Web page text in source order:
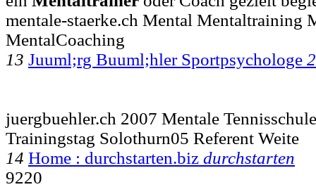
mentale-staerke.ch Mental Mentaltraining
MentalCoaching
13 Juuml;rg Buuml;hler Sportpsychologe
juergbuehler.ch 2007 Mentale
Trainingstag Solothurn05 Referent Weite
14 Home : durchstarten.biz durchstarten
9220